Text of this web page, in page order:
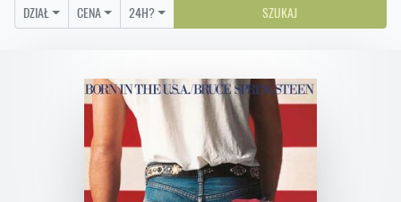
DZIAŁ CENA 24H? SZUKAJ